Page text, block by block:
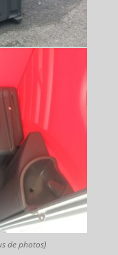
de photos)